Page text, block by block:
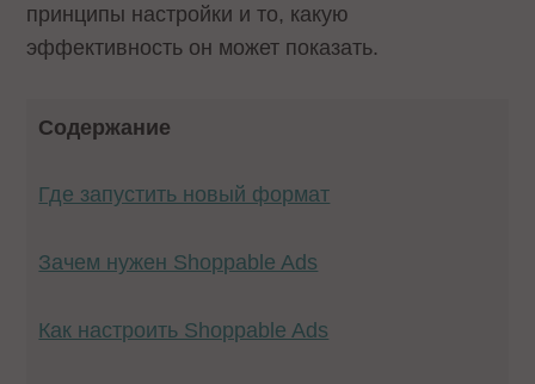
принципы настройки и то, какую
эффективность он может показать.
Содержание
Где запустить новый формат
Зачем нужен Shoppable Ads
Как настроить Shoppable Ads